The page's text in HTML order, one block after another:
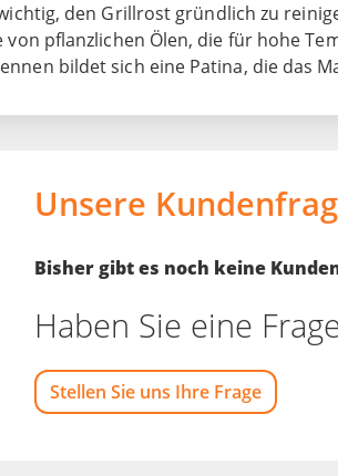
den Grillrost gründlich zu
pflanzlichen Ölen, die für hohe
bildet sich eine Patina, die das
Unsere
Bisher gibt es noch keine
Haben Sie eine
Stellen Sie uns Ihre Frage